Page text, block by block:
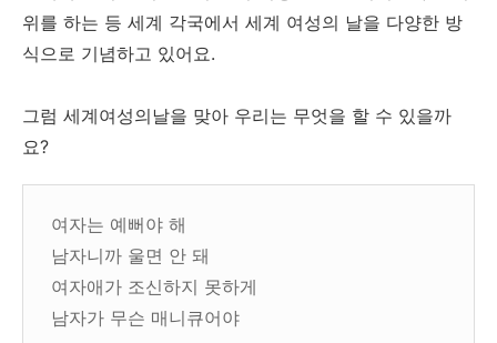
위를 하는 등 세계 각국에서 세계 여성의 날을 다양한 방
식으로 기념하고 있어요.
그럼 세계여성의날을 맞아 우리는 무엇을 할 수 있을까
요?
여자는 예뻐야 해
남자니까 울면 안 돼
여자애가 조신하지 못하게
남자가 무슨 매니큐어야